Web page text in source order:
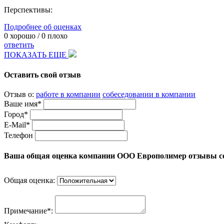
Перспективы:
Подробнее об оценках
0 хорошо /0 плохо
ответить
ПОКАЗАТЬ ЕЩЕ
Оставить свой отзыв
Отзыв о: работе в компании собеседовании в компании
Ваше имя*
Город*
E-Mail*
Телефон
Ваша общая оценка компании ООО Европолимер отзывы
Общая оценка:
Примечание*: